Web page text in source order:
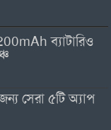
ব্যাটারিও
সেরা ৫টি অ্যাপ